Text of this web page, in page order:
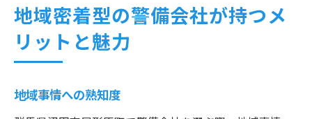
地域密着型の警備会社が持つメ
リットと魅力
地域事情への熟知度